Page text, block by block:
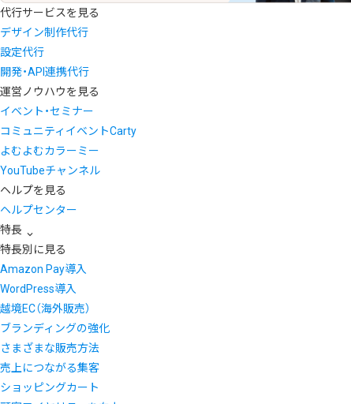
代行サービスを見る
デザイン制作代行
設定代行
開発・API連携代行
運営ノウハウを見る
イベント・セミナー
コミュニティイベントCarty
よむよむカラーミー
YouTubeチャンネル
ヘルプを見る
ヘルプセンター
特長
特長別に見る
Amazon Pay導入
WordPress導入
越境EC（海外販売）
ブランディングの強化
さまざまな販売方法
売上につながる集客
ショッピングカート